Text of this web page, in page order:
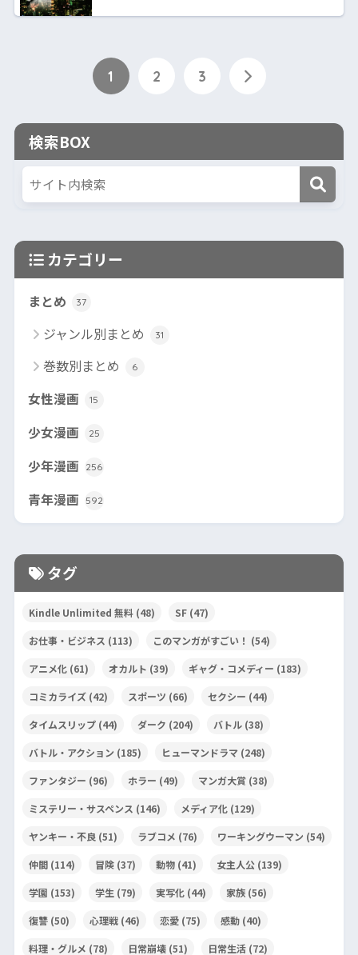
1 2 3
検索BOX
カテゴリー
まとめ 37
ジャンル別まとめ 31
巻数別まとめ 6
女性漫画 15
少女漫画 25
少年漫画 256
青年漫画 592
タグ
Kindle Unlimited 無料(48) SF(47)
お仕事・ビジネス (113) このマンガがすごい！ (54)
アニメ化(61) オカルト (39) ギャグ・コメディー (183)
コミカライズ(42) スポーツ (66) セクシー (44)
タイムスリップ(44) ダーク (204) バトル(38)
バトル・アクション (185) ヒューマンドラマ(248)
ファンタジー (96) ホラー (49) マンガ大賞(38)
ミステリー・サスペンス (146) メディア化(129)
ヤンキー・不良(51) ラブコメ (76) ワーキングウーマン (54)
仲間(114) 冒険(37) 動物(41) 女主人公(139)
学園 (153) 学生 (79) 実写化(44) 家族(56)
復讐(50) 心理戦(46) 恋愛(75) 感動(40)
料理・グルメ (78) 日常崩壊(51) 日常生活(72)